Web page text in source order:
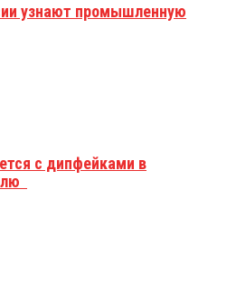
узнают промышленную
с дипфейками в